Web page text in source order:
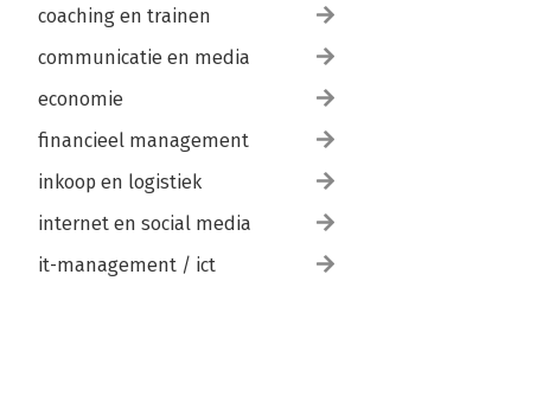
coaching en trainen
communicatie en media
economie
financieel management
inkoop en logistiek
internet en social media
it-management / ict